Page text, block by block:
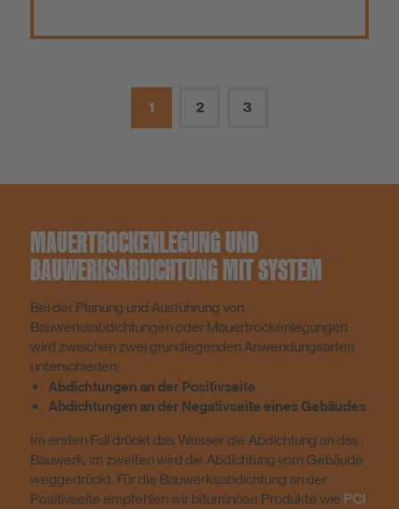
1 2 3
MAUERTROCKENLEGUNG UND
BAUWERKSABDICHTUNG MIT SYSTEM
Bei der Planung und Ausführung von
Bauwerksabdichtungen oder Mauertrockenlegungen
wird zwischen zwei grundlegenden Anwendungsarten
unterschieden:
Abdichtungen an der Positivseite
Abdichtungen an der Negativseite eines Gebäudes
Im ersten Fall drückt das Wasser die Abdichtung an das
Bauwerk, im zweiten wird die Abdichtung vom Gebäude
weggedrückt. Für die Bauwerksabdichtung an der
Positivseite empfehlen wir bituminöse Produkte wie PCI